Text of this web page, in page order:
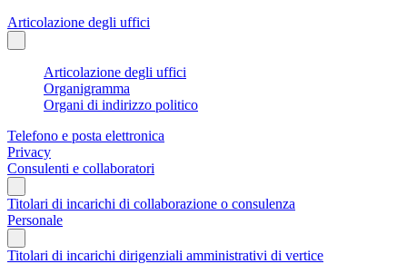
Articolazione degli uffici
Articolazione degli uffici
Organigramma
Organi di indirizzo politico
Telefono e posta elettronica
Privacy
Consulenti e collaboratori
Titolari di incarichi di collaborazione o consulenza
Personale
Titolari di incarichi dirigenziali amministrativi di vertice